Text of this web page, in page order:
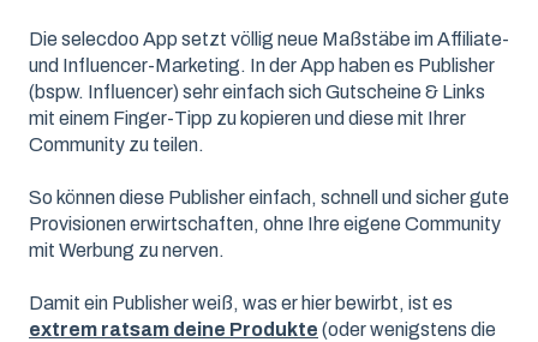
Die selecdoo App setzt völlig neue Maßstäbe im Affiliate-
und Influencer-Marketing. In der App haben es Publisher
(bspw. Influencer) sehr einfach sich Gutscheine & Links
mit einem Finger-Tipp zu kopieren und diese mit Ihrer
Community zu teilen.
So können diese Publisher einfach, schnell und sicher gute
Provisionen erwirtschaften, ohne Ihre eigene Community
mit Werbung zu nerven.
Damit ein Publisher weiß, was er hier bewirbt, ist es
extrem ratsam deine Produkte (oder wenigstens die